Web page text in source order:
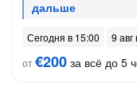
Сегодня в 15:00
9 авг
от€200 за всё до 5